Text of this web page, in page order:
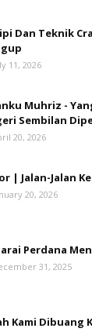
Dan Teknik
11, 2026
Muhriz -
Sembilan
20, 2026
| Jalan-Jalan
20, 2026
Perdana
31, 2025
Kami Dibuang